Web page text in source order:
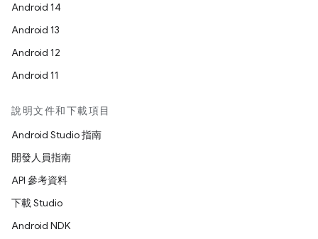
Android 14
Android 13
Android 12
Android 11
說明文件和下載項目
Android Studio 指南
開發人員指南
API 參考資料
下載 Studio
Android NDK